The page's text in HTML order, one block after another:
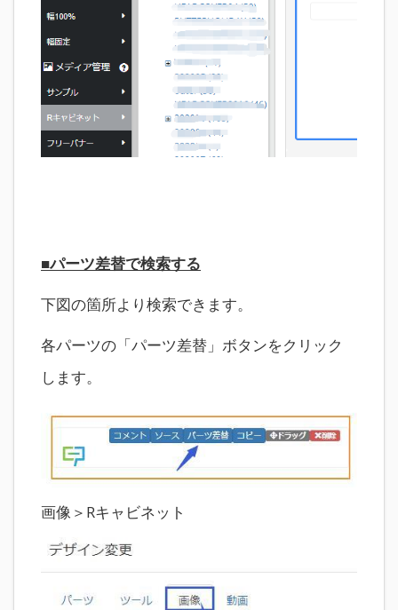
■パーツ差替で検索する
下図の箇所より検索できます。
各パーツの「パーツ差替」ボタンをクリック
します。
画像＞Rキャビネット